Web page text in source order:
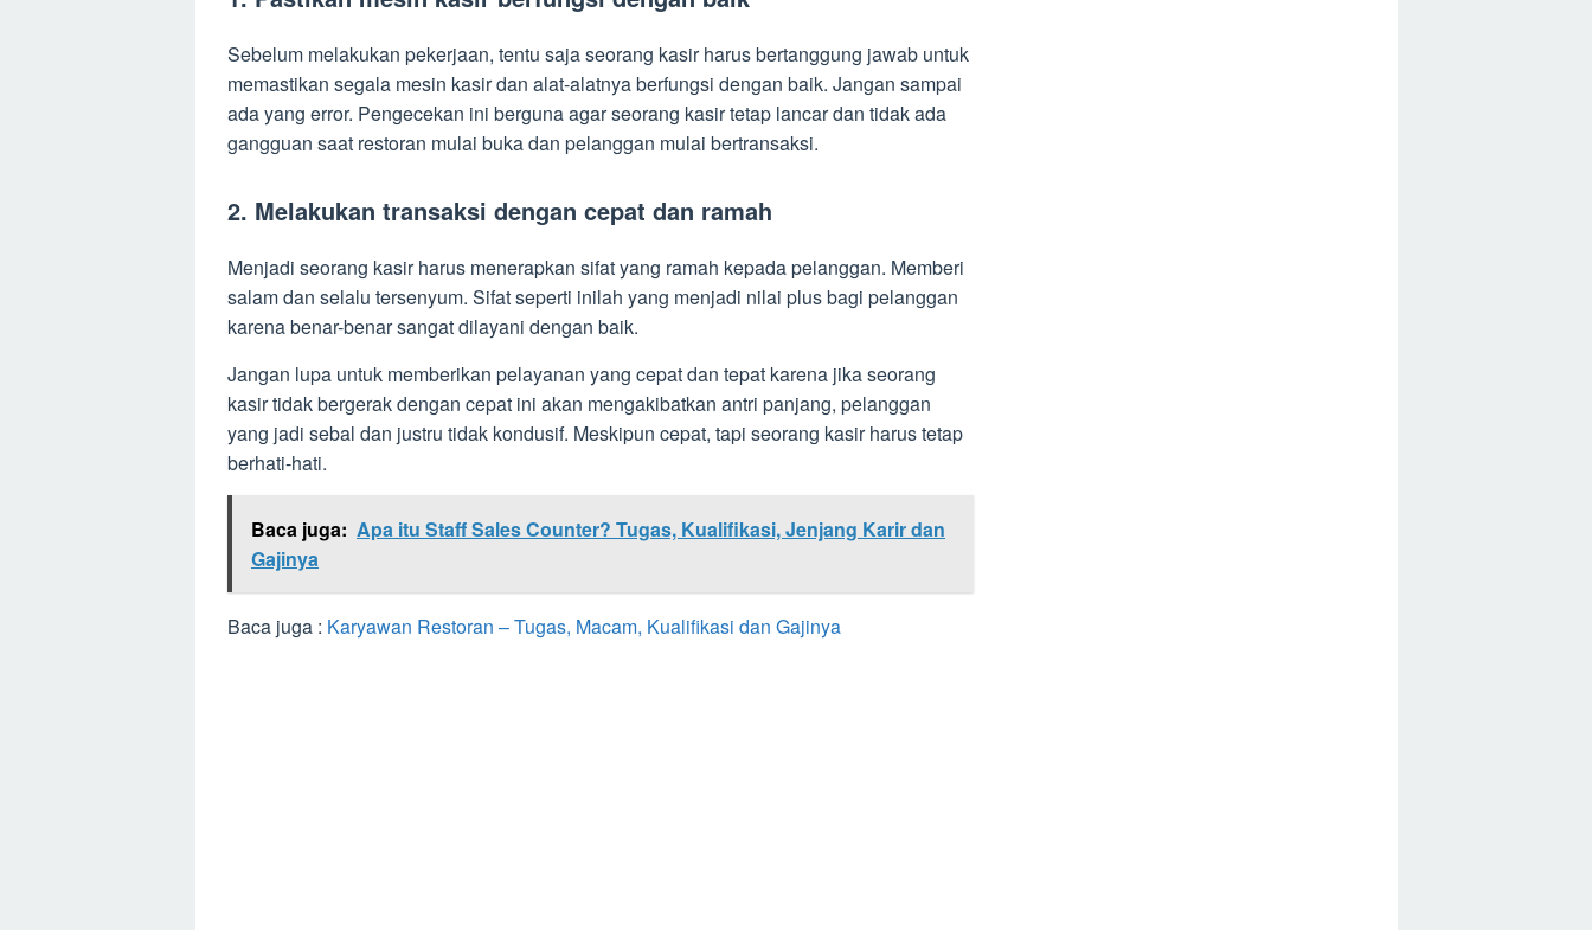
Sebelum melakukan pekerjaan, tentu saja seorang kasir harus bertanggung jawab untuk
memastikan segala mesin kasir dan alat-alatnya berfungsi dengan baik. Jangan sampai
ada yang error. Pengecekan ini berguna agar seorang kasir tetap lancar dan tidak ada
gangguan saat restoran mulai buka dan pelanggan mulai bertransaksi.
2. Melakukan transaksi dengan cepat dan ramah
Menjadi seorang kasir harus menerapkan sifat yang ramah kepada pelanggan. Memberi
salam dan selalu tersenyum. Sifat seperti inilah yang menjadi nilai plus bagi pelanggan
karena benar-benar sangat dilayani dengan baik.
Jangan lupa untuk memberikan pelayanan yang cepat dan tepat karena jika seorang
kasir tidak bergerak dengan cepat ini akan mengakibatkan antri panjang, pelanggan
yang jadi sebal dan justru tidak kondusif. Meskipun cepat, tapi seorang kasir harus tetap
berhati-hati.
Baca juga: Apa itu Staff Sales Counter? Tugas, Kualifikasi, Jenjang Karir dan
Gajinya
Baca juga : Karyawan Restoran – Tugas, Macam, Kualifikasi dan Gajinya